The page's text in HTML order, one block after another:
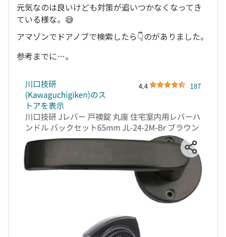
元気なのは良いけども対策が追いつかなくなってき
ている様な。😅
アマゾンでドアノブで検索したら👇のがありました。
参考までに…。